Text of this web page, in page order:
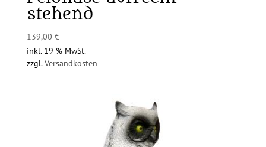
stehend
139,00 €
inkl. 19 % MwSt.
zzgl.Versandkosten